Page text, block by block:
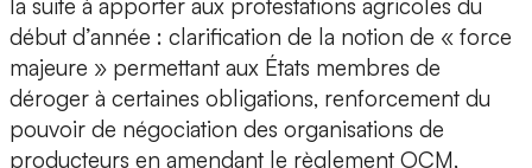
la suite à apporter aux protestations agricoles du
début d’année : clarification de la notion de « force
majeure » permettant aux États membres de
déroger à certaines obligations, renforcement du
pouvoir de négociation des organisations de
producteurs en amendant le règlement OCM,